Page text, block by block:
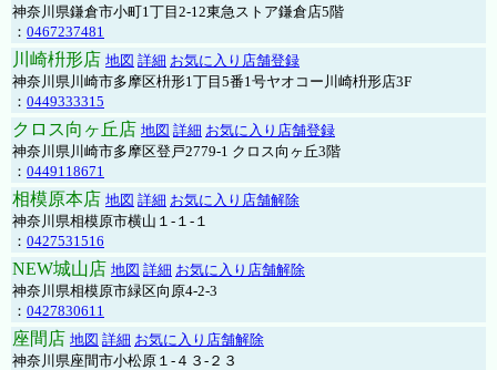
神奈川県鎌倉市小町1丁目2-12東急ストア鎌倉店5階
： 0467237481
川崎枡形店 地図 詳細 お気に入り店舗登録
神奈川県川崎市多摩区枡形1丁目5番1号ヤオコー川崎枡形店3F
： 0449333315
クロス向ヶ丘店 地図 詳細 お気に入り店舗登録
神奈川県川崎市多摩区登戸2779-1 クロス向ヶ丘3階
： 0449118671
相模原本店 地図 詳細 お気に入り店舗解除
神奈川県相模原市横山１-１-１
： 0427531516
NEW城山店 地図 詳細 お気に入り店舗解除
神奈川県相模原市緑区向原4-2-3
： 0427830611
座間店 地図 詳細 お気に入り店舗解除
神奈川県座間市小松原１-４３-２３